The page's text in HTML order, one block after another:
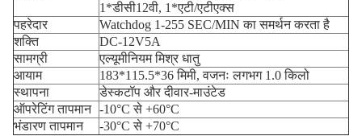
1*डीसी12वी, 1*एटी/एटीएक्स
पहरेदार
Watchdog 1-255 SEC/MIN का समर्थन करता है
शक्ति
DC-12V5A
सामग्री
एल्यूमीनियम मिश्र धातु
आयाम
183*115.5*36 मिमी, वजनः लगभग 1.0 किलो
स्थापना
डेस्कटॉप और दीवार-माउंटेड
ऑपरेटिंग तापमान -10°C से +60°C
भंडारण तापमान
-30°C से +70°C